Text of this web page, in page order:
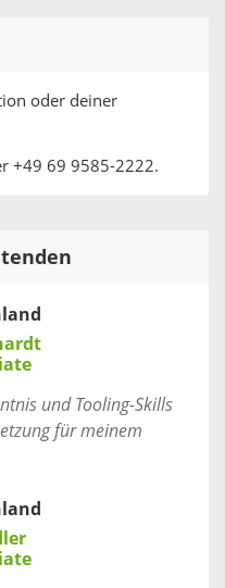
oder deiner
+49 69 9585-2222.
und Tooling-Skills
für meinem